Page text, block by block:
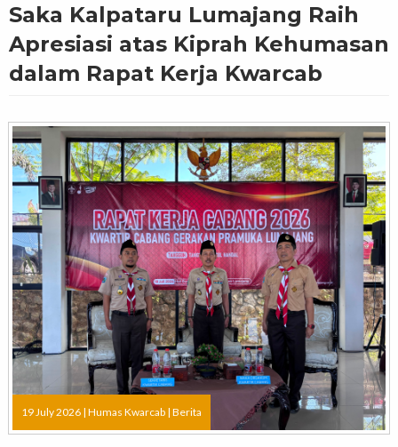
Saka Kalpataru Lumajang Raih
Apresiasi atas Kiprah Kehumasan
dalam Rapat Kerja Kwarcab
19 July 2026 | Humas Kwarcab | Berita